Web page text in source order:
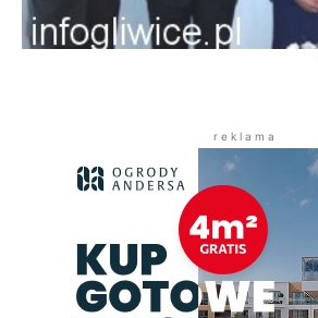
r e k l a m a